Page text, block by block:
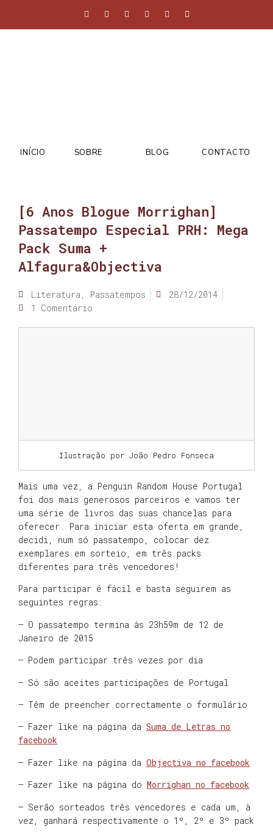
INÍCIO SOBRE BLOG CONTACTO
[6 Anos Blogue Morrighan]
Passatempo Especial PRH: Mega
Pack Suma +
Alfagura&Objectiva
Literatura , Passatempos
28/12/2014
1 Comentário
Ilustração por João Pedro Fonseca
Mais uma vez, a Penguin Random House Portugal
foi dos mais generosos parceiros e vamos ter
uma série de livros das suas chancelas para
oferecer. Para iniciar esta oferta em grande,
decidi, num só passatempo, colocar dez
exemplares em sorteio, em três packs
diferentes para três vencedores!
Para participar é fácil e basta seguirem as
seguintes regras:
– O passatempo termina às 23h59m de 12 de
Janeiro de 2015
– Podem participar três vezes por dia
– Só são aceites participações de Portugal
– Têm de preencher correctamente o formulário
– Fazer like na página da Suma de Letras no
facebook
– Fazer like na página da Objectiva no facebook
– Fazer like na página do Morrighan no facebook
– Serão sorteados três vencedores e cada um, à
vez, ganhará respectivamente o 1º, 2º e 3º pack